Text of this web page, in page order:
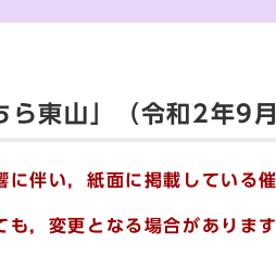
ら東山」（令和2年9
伴い，紙面に掲載している
，変更となる場合がありま